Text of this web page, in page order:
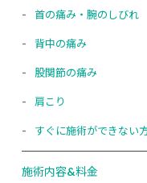
首の痛み・腕のしびれ
背中の痛み
股関節の痛み
肩こり
すぐに施術ができない
施術内容&料金